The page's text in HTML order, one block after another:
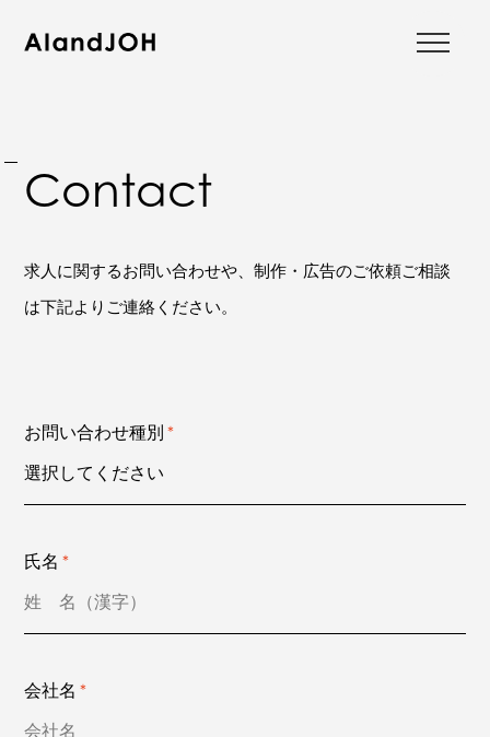
About
Recruit
Release
Technical
Information
Contact
Contact
求人に関するお問い合わせや、制作・広告のご依頼ご相談
は下記よりご連絡ください。
お問い合わせ種別 ＊
氏名 ＊
会社名 ＊